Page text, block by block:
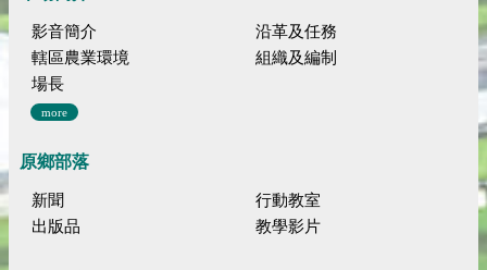
影音簡介
沿革及任務
轄區農業環境
組織及編制
場長
more
原鄉部落
新聞
行動教室
出版品
教學影片